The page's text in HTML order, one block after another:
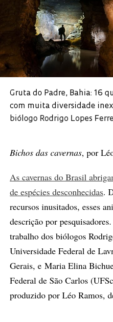
Gruta do Padre, Bahia: 16
com muita diversidade
biólogo Rodrigo Lopes
Bichos das cavernas, por
As cavernas do Brasil
de espécies desconhecidas.
recursos inusitados, esses
descrição por
trabalho dos biólogos
Universidade Federal de
Gerais, e Maria Elina
Federal de São Carlos
produzido por Léo Ramos,